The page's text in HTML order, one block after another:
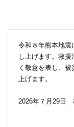
令和８年熊本地震
し上げます。救
く敬意を表し、
上げます。
2026年７月29日